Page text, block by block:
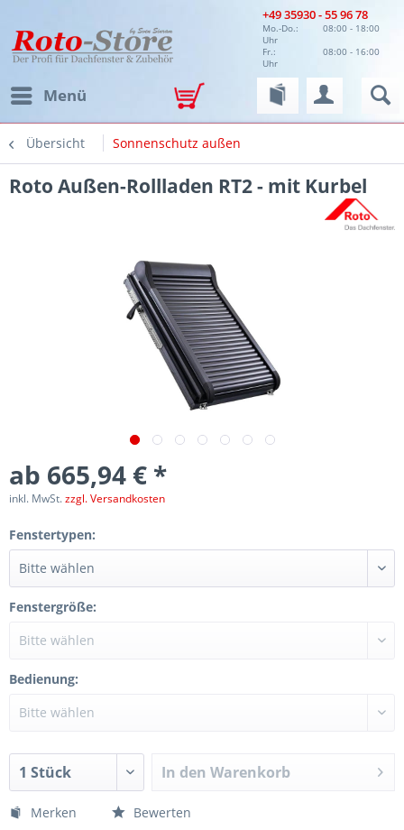
+49 35930 - 55 96 78
Mo.-Do.:
08:00 - 18:00
Uhr
Fr.:
08:00 - 16:00
Uhr
Menü
Übersicht Sonnenschutz außen
Roto Außen-Rollladen RT2 - mit Kurbel
ab 665,94 € *
inkl. MwSt.zzgl. Versandkosten
Fenstertypen:
Fenstergröße:
Bedienung:
In den Warenkorb
Merken Bewerten